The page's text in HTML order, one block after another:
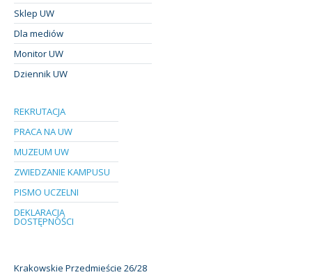
Sklep UW
Dla mediów
Monitor UW
Dziennik UW
REKRUTACJA
PRACA NA UW
MUZEUM UW
ZWIEDZANIE KAMPUSU
PISMO UCZELNI
DEKLARACJA
DOSTĘPNOŚCI
Krakowskie Przedmieście 26/28